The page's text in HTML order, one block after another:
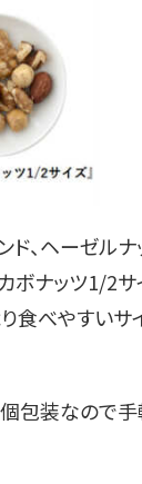
、ヘーゼルナ
ボナッツ1/2サ
食べやすいサ
個包装なので手